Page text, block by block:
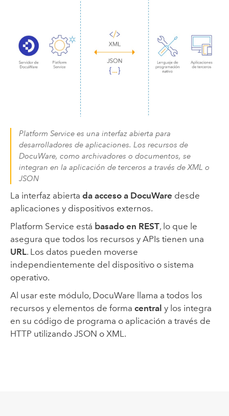
Platform Service es una interfaz abierta para
desarrolladores de aplicaciones. Los recursos de
DocuWare, como archivadores o documentos, se
integran en la aplicación de terceros a través de XML o
JSON
La interfaz abierta da acceso a DocuWare desde
aplicaciones y dispositivos externos.
Platform Service está basado en REST, lo que le
asegura que todos los recursos y APIs tienen una
URL. Los datos pueden moverse
independientemente del dispositivo o sistema
operativo.
Al usar este módulo, DocuWare llama a todos los
recursos y elementos de forma central y los integra
en su código de programa o aplicación a través de
HTTP utilizando JSON o XML.